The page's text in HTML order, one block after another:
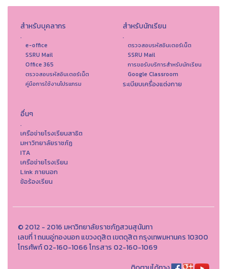
สำหรับบุคลากร
.
e-office
SSRU Mail
Office 365
ตรวจสอบรหัสอินเตอร์เน็ต
คู่มือการใช้งานโปรแกรม
สำหรับนักเรียน
.
ตรวจสอบรหัสอินเตอร์เน็ต
SSRU Mail
การขอรับบริการสำหรับนักเรียน
Google Classroom
ระเบียบเครื่องแต่งกาย
อื่นๆ
.
เครือข่ายโรงเรียนสาธิต
มหาวิทยาลัยราชภัฏ
ITA
เครือข่ายโรงเรียน
Link ภายนอก
ข้อร้องเรียน
© 2012 - 2016 มหาวิทยาลัยราชภัฏสวนสุนันทา
เลขที่ 1 ถนนอู่ทองนอก แขวงดุสิต เขตดุสิต กรุงเทพมหานคร 10300
โทรศัพท์ 02-160-1066 โทรสาร 02-160-1069